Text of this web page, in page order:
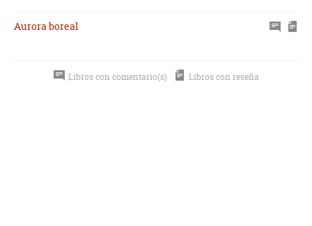
Aurora boreal
Libros con comentario(s) Libros con reseña